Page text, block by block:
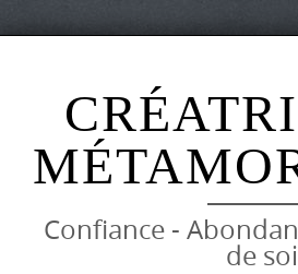
Confiance -
de soi